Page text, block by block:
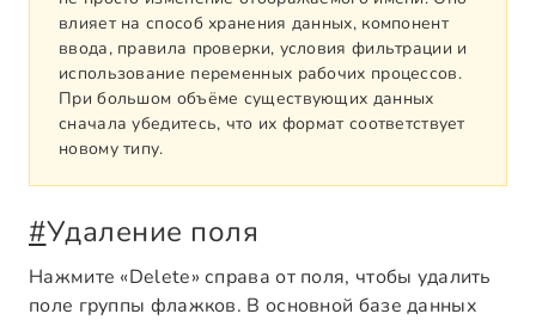
влияет на способ хранения данных, компонент
ввода, правила проверки, условия фильтрации и
использование переменных рабочих процессов.
При большом объёме существующих данных
сначала убедитесь, что их формат соответствует
новому типу.
#Удаление поля
Нажмите «Delete» справа от поля, чтобы удалить
поле группы флажков. В основной базе данных